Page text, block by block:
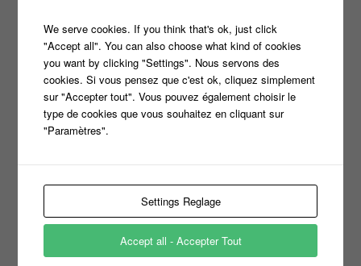
Il ne manque plus que vous !
Pourquoi ne pas rejoindre cette fine équipe de bras cassés et de
We serve cookies. If you think that's ok, just click
"Accept all". You can also choose what kind of cookies
you want by clicking "Settings". Nous servons des
cookies. Si vous pensez que c'est ok, cliquez simplement
sur "Accepter tout". Vous pouvez également choisir le
type de cookies que vous souhaitez en cliquant sur
"Paramètres".
Settings Reglage
Accept all - Accepter Tout